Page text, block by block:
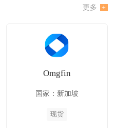
更多
Omgfin
国家：新加坡
现货